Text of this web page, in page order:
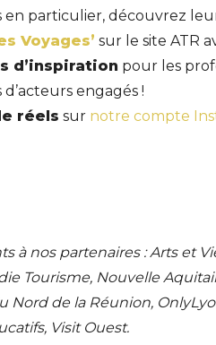
en particulier, découvrez
Voyages’ sur le site ATR
d’inspiration pour les
engagés !
réels sur notre compte
à nos partenaires :Arts et
Tourisme, Nouvelle
de la Réunion,
Visit Ouest.